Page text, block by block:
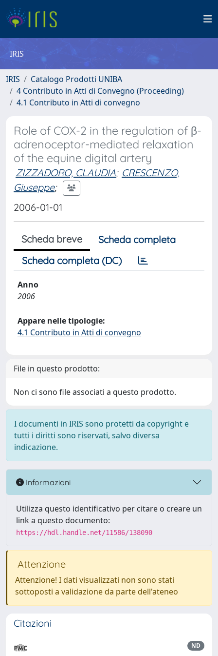
IRIS
IRIS
Catalogo Prodotti UNIBA
4 Contributo in Atti di Convegno (Proceeding)
4.1 Contributo in Atti di convegno
Role of COX-2 in the regulation of β-
adrenoceptor-mediated relaxation
of the equine digital artery
ZIZZADORO, CLAUDIA; CRESCENZO,
Giuseppe;
2006-01-01
Scheda breve
Scheda completa
Scheda completa (DC)
Anno
2006
Appare nelle tipologie:
4.1 Contributo in Atti di convegno
File in questo prodotto:
Non ci sono file associati a questo prodotto.
I documenti in IRIS sono protetti da copyright e
tutti i diritti sono riservati, salvo diversa
indicazione.
Informazioni
Utilizza questo identificativo per citare o creare un
link a questo documento:
https://hdl.handle.net/11586/138090
Attenzione
Attenzione! I dati visualizzati non sono stati
sottoposti a validazione da parte dell'ateneo
Citazioni
ND